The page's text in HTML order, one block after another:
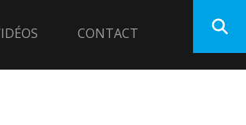
CONTACT